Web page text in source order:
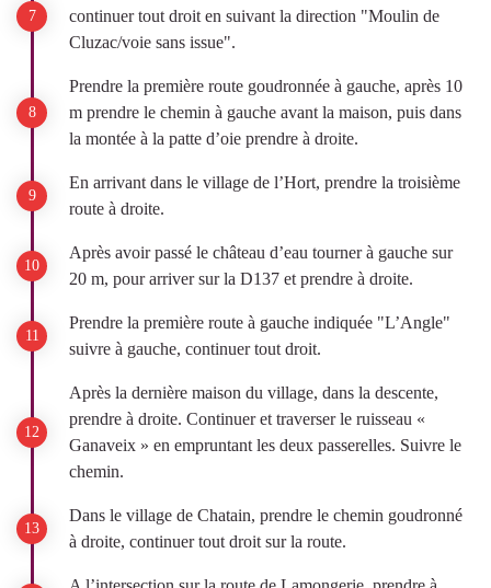
continuer tout droit en suivant la direction "Moulin de
Cluzac/voie sans issue".
Prendre la première route goudronnée à gauche, après 10
m prendre le chemin à gauche avant la maison, puis dans
la montée à la patte d’oie prendre à droite.
En arrivant dans le village de l’Hort, prendre la troisième
route à droite.
Après avoir passé le château d’eau tourner à gauche sur
20 m, pour arriver sur la D137 et prendre à droite.
Prendre la première route à gauche indiquée "L’Angle"
suivre à gauche, continuer tout droit.
Après la dernière maison du village, dans la descente,
prendre à droite. Continuer et traverser le ruisseau «
Ganaveix » en empruntant les deux passerelles. Suivre le
chemin.
Dans le village de Chatain, prendre le chemin goudronné
à droite, continuer tout droit sur la route.